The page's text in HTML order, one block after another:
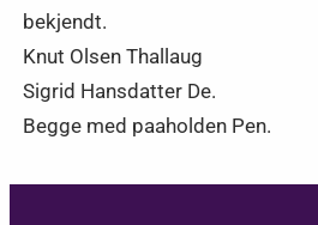
bekjendt.
Knut Olsen Thallaug
Sigrid Hansdatter De.
Begge med paaholden Pen.